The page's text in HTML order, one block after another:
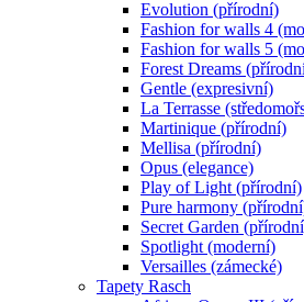
Evolution (přírodní)
Fashion for walls 4
Fashion for walls 5
Forest Dreams
Gentle (expresivní)
La Terrasse
Martinique (přírodní)
Mellisa (přírodní)
Opus (elegance)
Play of Light (přírodní)
Pure harmony
Secret Garden
Spotlight (moderní)
Versailles (zámecké)
Tapety Rasch